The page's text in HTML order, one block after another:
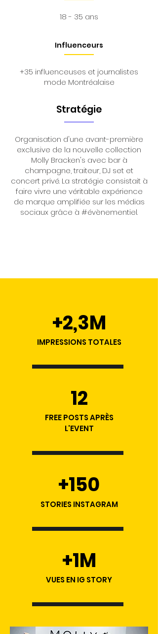
18 - 35 ans
Influenceurs
+35 influenceuses et journalistes
mode Montréalaise
Stratégie
Organisation d'une avant-première
exclusive de la nouvelle collection
Molly Bracken's avec bar à
champagne, traiteur, DJ set et
concert privé. La stratégie consistait à
faire vivre une véritable expérience
de marque amplifiée sur les médias
sociaux grâce à #évènementiel.
+2,3M
IMPRESSIONS TOTALES
12
FREE POSTS APRÈS
L'EVENT
+150​
STORIES INSTAGRAM
+1M
VUES EN IG STORY